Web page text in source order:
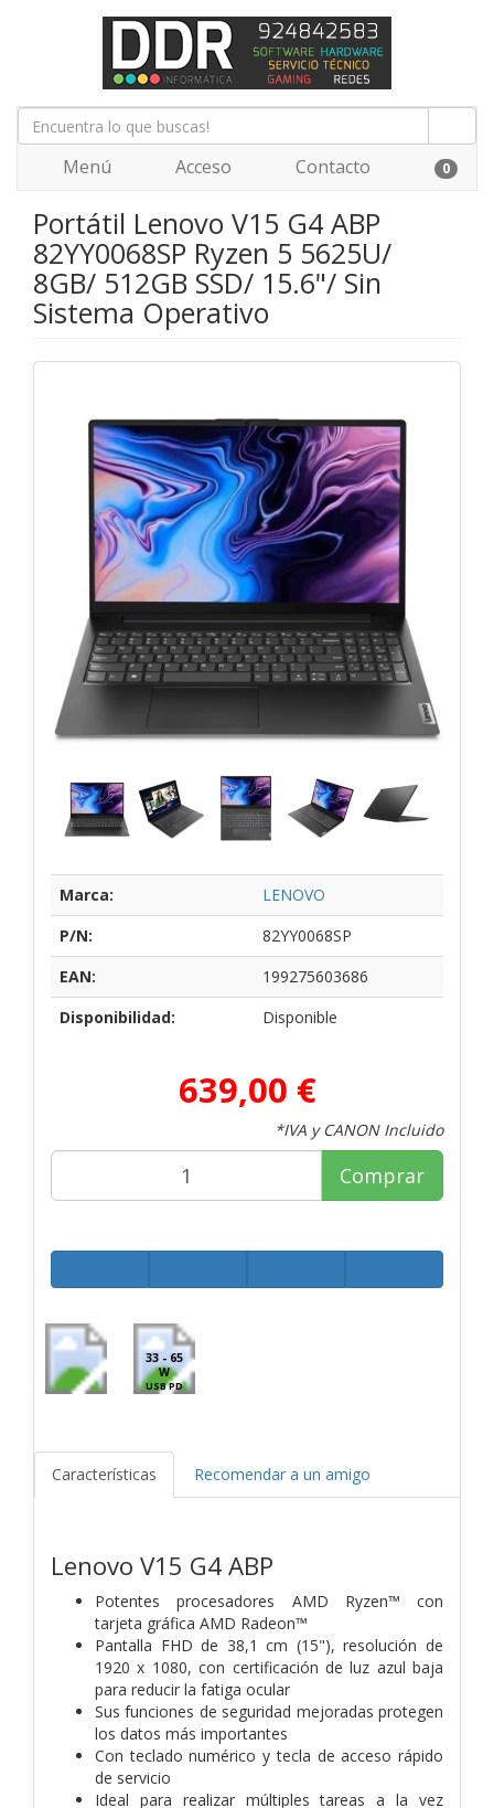
Menú Acceso Contacto 0
Portátil Lenovo V15 G4 ABP
82YY0068SP Ryzen 5 5625U/
8GB/ 512GB SSD/ 15.6"/ Sin
Sistema Operativo
Marca:
LENOVO
P/N:
82YY0068SP
EAN:
199275603686
Disponibilidad:
Disponible
639,00 €
*IVA y CANON Incluido
Comprar
33 - 65
W
USB PD
Características Recomendar a un amigo
Lenovo V15 G4 ABP
Potentes procesadores AMD Ryzen™ con
tarjeta gráfica AMD Radeon™
Pantalla FHD de 38,1 cm (15"), resolución de
1920 x 1080, con certificación de luz azul baja
para reducir la fatiga ocular
Sus funciones de seguridad mejoradas protegen
los datos más importantes
Con teclado numérico y tecla de acceso rápido
de servicio
Ideal para realizar múltiples tareas a la vez